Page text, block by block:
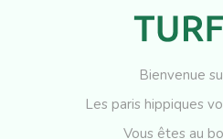
Bienvenue
Les paris hippiques
Vous êtes au